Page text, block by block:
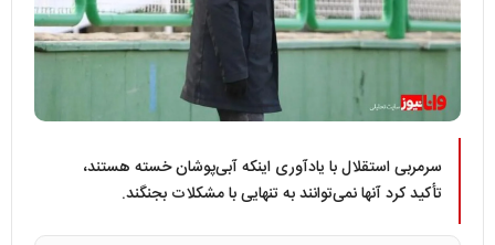
سرمربی استقلال با یادآوری اینکه آبی‌پوشان خسته هستند،
تأکید کرد آنها نمی‌توانند به تنهایی با مشکلات بجنگند.